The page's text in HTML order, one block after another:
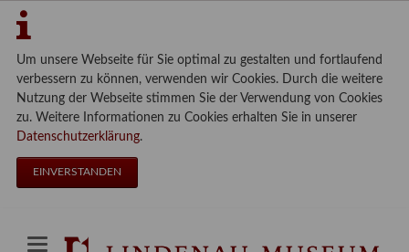
Um unsere Webseite für Sie optimal zu gestalten und fortlaufend
verbessern zu können, verwenden wir Cookies. Durch die weitere
Nutzung der Webseite stimmen Sie der Verwendung von Cookies
zu. Weitere Informationen zu Cookies erhalten Sie in unserer
Datenschutzerklärung.
EINVERSTANDEN